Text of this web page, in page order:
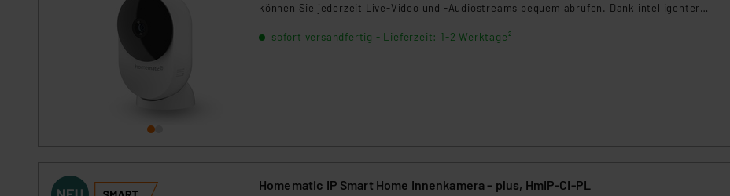
können Sie jederzeit Live‑Video und -Audiostreams bequem abrufen. Dank intelligenter
Push‑Benachrichtigung direkt auf Ihr Smartphone gemeldet.
sofort versandfertig - Lieferzeit: 1-2 Werktage²
Homematic IP Smart Home Innenkamera – plus, HmIP-CI-PL